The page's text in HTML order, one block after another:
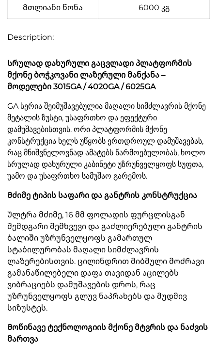
Მთლიანი წონა 6000 კგ
Description:
Სრულად დახურული გაცვლადი პლატფორმის
მქონე ბოჭკოვანი ლაზერული მანქანა –
მოდელები 3015GA / 4020GA / 6025GA
GA სერია შეიმუშავებულია მაღალი სიმძლავრის მქონე
მეტალის ზუსტი, უსაფრთხო და ეფექტური
დამუშავებისთვის. ორი პლატფორმის მქონე
კონსტრუქცია ხელს უწყობს ერთდროულ დამუშავებას,
რაც მნიშვნელოვნად ამატებს წარმოებულობას, ხოლო
სრულად დახურული კაბინეტი უზრუნველყოფს სუფთა,
უამო და უსაფრთხო სამუშაო გარემოს.
Მძიმე ტიპის საფარი და განტრის კონსტრუქცია
Ულტრა მძიმე, 16 მმ ფოლადის ფურცლისგან
შემდგარი შემხვევი და გაძლიერებული განტრის
ბალიში უზრუნველყოფს გამართულ
სტაბილურობას მაღალი სიმძლავრის
ლაზერებისთვის. ცილინდრით მიბმული მოძრავი
გამანაწილებელი დაფა თავიდან აცილებს
ვიბრაციებს დამუშავების დროს, რაც
უზრუნველყოფს გლუვ ნაპრახებს და მუდმივ
სიზუსტეს.
Მოწინავე ტექნოლოგიის მქონე მტვრის და ნაძვის
მართვა